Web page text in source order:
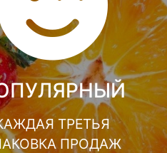
ТРЕТЬЯ
ПРОДАЖ